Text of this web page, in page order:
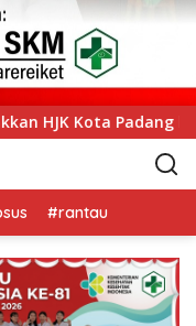
Ruah Saksikan
#rantau